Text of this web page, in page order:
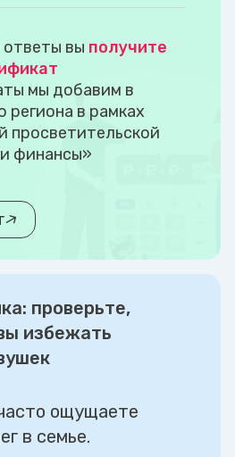
ответы вы получите
мы добавим в
региона в рамках
просветительской
финансы»
проверьте,
избежать
ощущаете
в семье.